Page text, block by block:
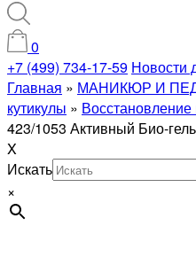
0
+7 (499) 734-17-59 Новости
Главная » МАНИКЮР И
кутикулы » Восстановление
423/1053 Активный Био-
X
Искать
×